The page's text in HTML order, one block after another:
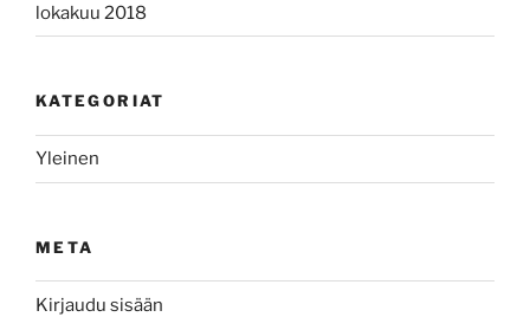
lokakuu 2018
KATEGORIAT
Yleinen
META
Kirjaudu sisään